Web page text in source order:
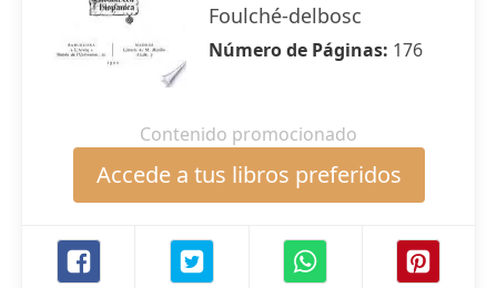
Foulché-delbosc
Número de Páginas: 176
Contenido promocionado
Accede a tus libros preferidos